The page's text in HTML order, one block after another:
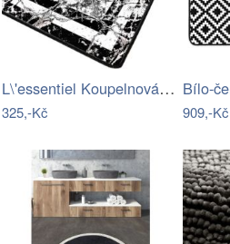
L\'essentiel Koupelnová předložka…
325,-Kč 909,-Kč